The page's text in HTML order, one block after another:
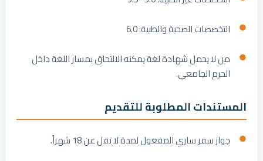
التخصصات الصحية والطبية: 6.0
من لا يحمل شهادة لغة يمكنه الالتحاق بمسار اللغة داخل
الحرم الجامعي.
المستندات المطلوبة للتقديم
جواز سفر ساري المفعول لمدة لا تقل عن 18 شهراً.